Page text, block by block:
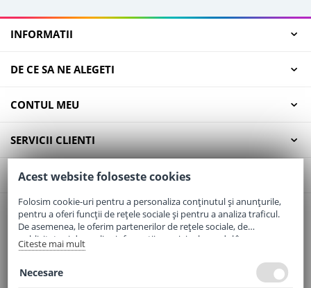
INFORMATII
DE CE SA NE ALEGETI
CONTUL MEU
SERVICII CLIENTI
CONTACT
Email:office@elaptepraf.ro
Telefon:0745-964-449
Adresa:Sos. Borsului, Nr. 20, Oradea, Jud. Bihor
Acest website foloseste cookies
Folosim cookie-uri pentru a personaliza conținutul și anunțurile,
pentru a oferi funcții de rețele sociale și pentru a analiza traficul.
De asemenea, le oferim partenerilor de rețele sociale, de
publicitate și de analize informații cu privire la modul în care
folosiți site-ul nostru. Aceștia le pot combina cu alte informații
Citeste mai mult
Necesare